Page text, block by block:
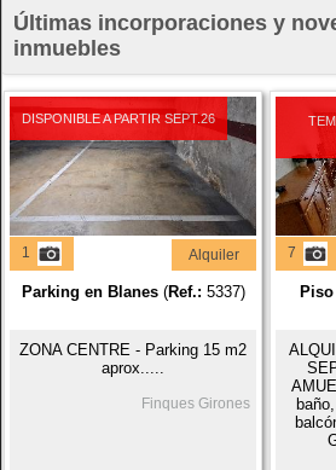
Últimas incorporaciones y
inmuebles
DISPONIBLE A PARTIR SEPT.26
1 Alquiler
Parking en Blanes(Ref.: 5337)
ZONA CENTRE - Parking 15 m2
aprox.....
Finques Girones
7